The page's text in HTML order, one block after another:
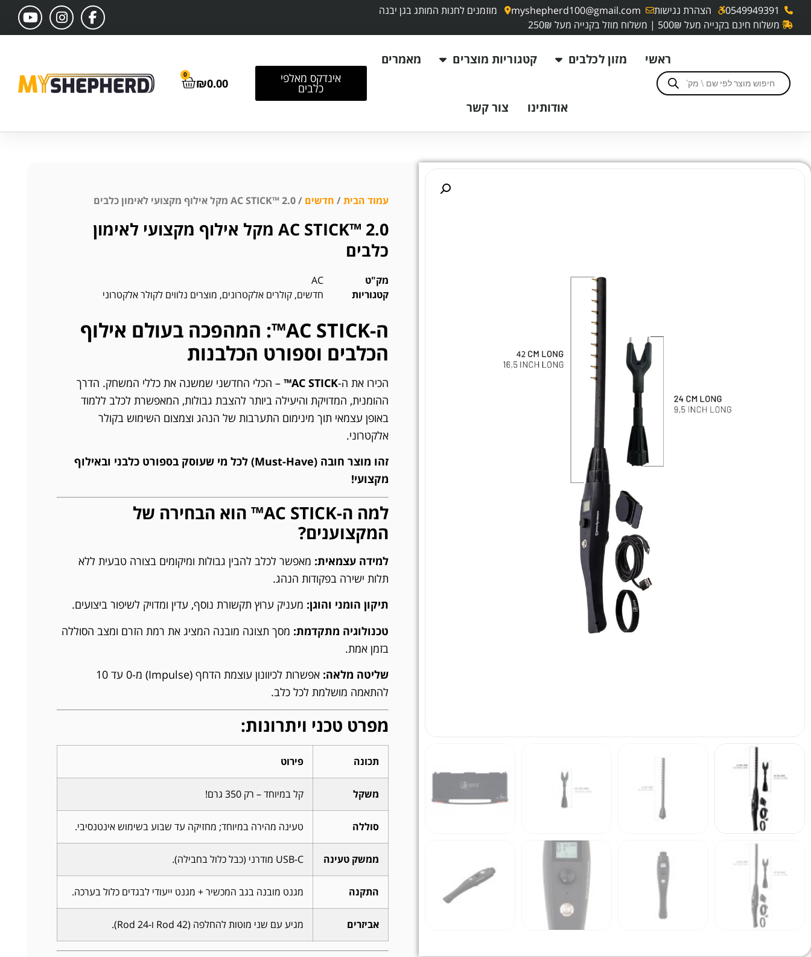
0549949391 הצהרת נגישות myshepherd100@gmail.com
מוזמנים לחנות המותג בגן יבנה
משלוח חינם בקנייה מעל 500₪ | משלוח מוזל בקנייה מעל 250₪
ראשי מזון לכלבים קטגוריות מוצרים מאמרים
אודותינו צור קשר
אינדקס מאלפי
כלבים ₪0.00
0
עמוד הבית/ חדשים / AC STICK™ 2.0 מקל אילוף מקצועי לאימון כלבים
AC STICK™ 2.0 מקל אילוף מקצועי לאימון
כלבים
מק"ט
AC
קטגוריות
חדשים, קולרים אלקטרונים, מוצרים נלווים לקולר אלקטרוני
ה-AC STICK™: המהפכה בעולם אילוף
הכלבים וספורט הכלבנות
הכירו את ה-AC STICK™
– הכלי החדשני שמשנה את כללי המשחק. הדרך
ההומנית, המדויקת והיעילה ביותר להצבת גבולות, המאפשרת לכלב ללמוד
באופן עצמאי תוך מינימום התערבות של הנהג וצמצום השימוש בקולר
אלקטרוני.
זהו מוצר חובה (Must-Have) לכל מי שעוסק בספורט כלבני ובאילוף
מקצועי!
למה ה-AC STICK™ הוא הבחירה של
המקצוענים?
למידה עצמאית: מאפשר לכלב להבין גבולות ומיקומים בצורה טבעית ללא
תלות ישירה בפקודות הנהג.
תיקון הומני והוגן: מעניק ערוץ תקשורת נוסף, עדין ומדויק לשיפור ביצועים.
טכנולוגיה מתקדמת: מסך תצוגה מובנה המציג את רמת הזרם ומצב הסוללה
בזמן אמת.
שליטה מלאה:
אפשרות לכיוונון עוצמת הדחף (Impulse) מ-0 עד 10
להתאמה מושלמת לכל כלב.
מפרט טכני ויתרונות:
תכונה פירוט
משקל קל במיוחד – רק 350 גרם!
סוללה טעינה מהירה במיוחד; מחזיקה עד שבוע בשימוש אינטנסיבי.
ממשק טעינה USB-C מודרני (כבל כלול בחבילה).
התקנה מגנט מובנה בגב המכשיר + מגנט ייעודי לבגדים כלול בערכה.
אביזרים מגיע עם שני מוטות להחלפה (Rod 42 ו-Rod 24).